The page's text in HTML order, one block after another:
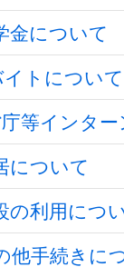
金について
イトについて
等インタ
について
の利用につ
他手続きに